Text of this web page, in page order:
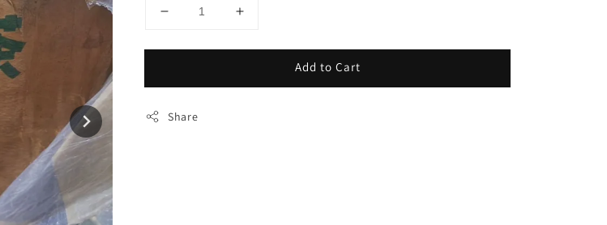
Add to Cart
Share